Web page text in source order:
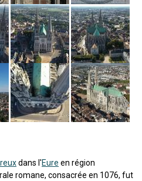
dans l'Eure en région
romane, consacrée en 1076, fut